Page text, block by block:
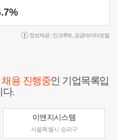
정보제공 : 인크루트 공공데이터포털
채용 진행중인 기업목록입
다.
이앤지시스템
서울특별시 송파구